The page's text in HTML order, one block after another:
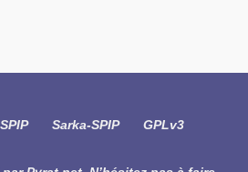
SPIP Sarka-SPIP GPLv3